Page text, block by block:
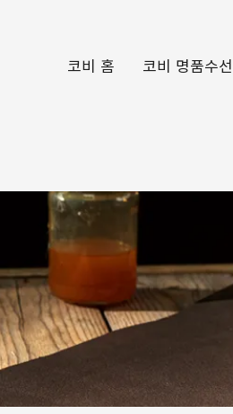
코비 홈 코비 명품수선